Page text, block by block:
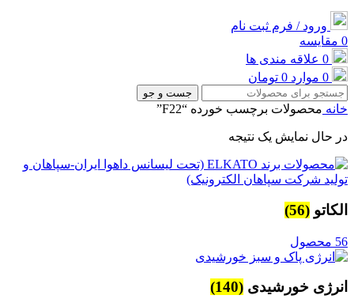
ورود / فرم ثبت نام
0 مقایسه
0 علاقه مندی ها
0 موارد 0 تومان
جست و جو
خانه محصولات برچسب خورده “F22”
در حال نمایش یک نتیجه
الکاتو (56)
56 محصول
انرژی خورشیدی (140)